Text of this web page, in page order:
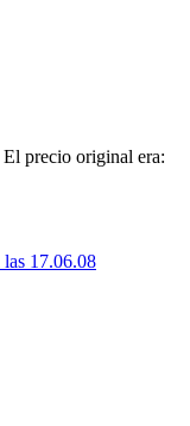
El precio original era: